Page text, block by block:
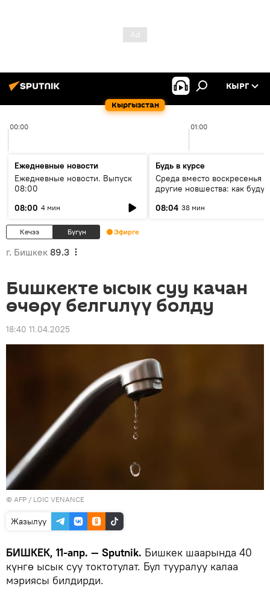
Кыргызстан
КЫРГ
00:00 01:00
Ежедневные новости
Ежедневные новости. Выпуск
08:00
08:00 4 мин
Будь в курсе
Среда вместо воскресенья и
другие новшества: как будут
08:04 38 мин
Кечээ Бүгүн Эфирге
г. Бишкек 89.3
Бишкекте ысык суу качан
өчөрү белгилүү болду
18:40 11.04.2025
© AFP / LOIC VENANCE
Жазылуу
БИШКЕК, 11-апр. — Sputnik. Бишкек шаарында 40
күнгө ысык суу токтотулат. Бул тууралуу калаа
мэриясы билдирди.